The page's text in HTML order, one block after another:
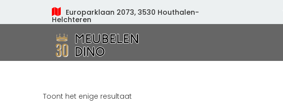
Europarklaan 2073, 3530 Houthalen-
Helchteren
Toont het enige resultaat